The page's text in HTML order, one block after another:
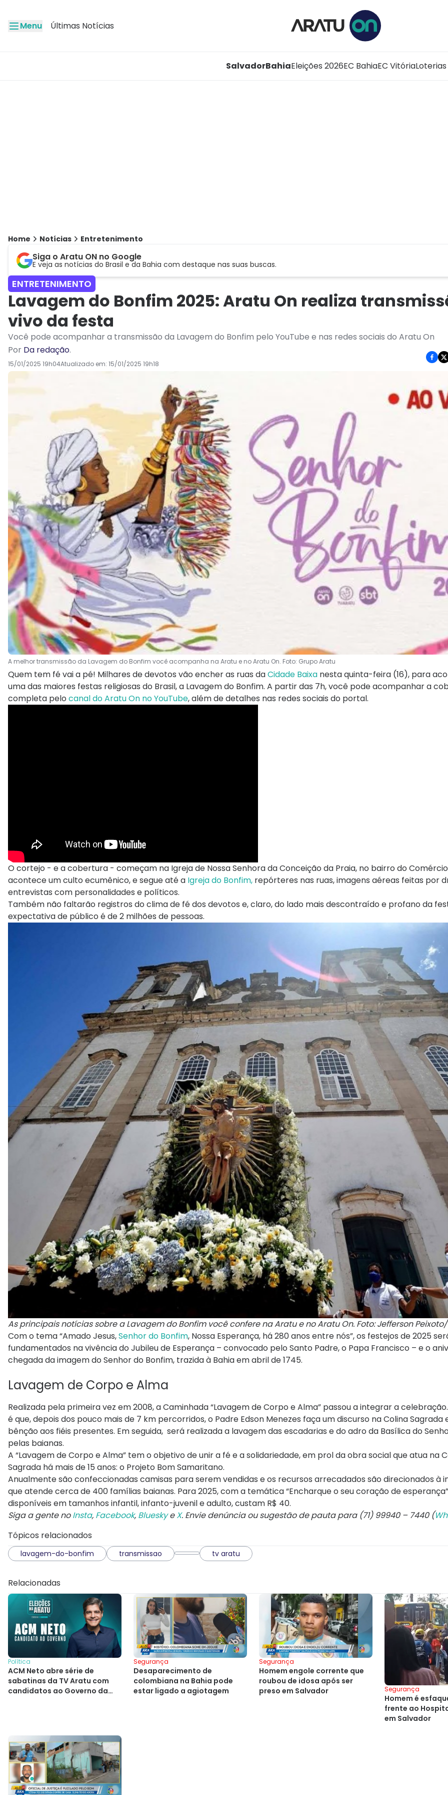
Menu Últimas Notícias
SalvadorBahiaEleições 2026EC BahiaEC VitóriaLoterias
Home Notícias Entretenimento
Siga o Aratu ON no Google
E veja as notícias do Brasil e da Bahia com destaque nas suas buscas.
ENTRETENIMENTO
Lavagem do Bonfim 2025: Aratu On realiza
vivo da festa
Você pode acompanhar a transmissão da Lavagem do Bonfim pelo YouTube e nas redes sociais do Aratu On
Por Da redação.
15/01/2025 19h04Atualizado em: 15/01/2025 19h18
A melhor transmissão da Lavagem do Bonfim você acompanha na Aratu e no Aratu On. Foto: Grupo Aratu
Quem tem fé vai a pé! Milhares de devotos vão encher as ruas daCidade Baixa nesta quinta-feira (16), para
uma das maiores festas religiosas do Brasil, a Lavagem do Bonfim. A partir das 7h, você pode acompanhar a
completa pelo canal do Aratu On no YouTube, além de detalhes nas redes sociais do portal.
O cortejo - e a cobertura - começam na Igreja de Nossa Senhora da Conceição da Praia, no bairro do
acontece um culto ecumênico, e segue até a Igreja do Bonfim, repórteres nas ruas, imagens aéreas feitas por
entrevistas com personalidades e políticos.
Também não faltarão registros do clima de fé dos devotos e, claro, do lado mais descontraído e profano da
expectativa de público é de 2 milhões de pessoas.
As principais notícias sobre a Lavagem do Bonfim você confere na Aratu e no Aratu On. Foto: Jefferson Peixoto/
Com o tema “Amado Jesus,Senhor do Bonfim, Nossa Esperança, há 280 anos entre nós”, os festejos de 2025
fundamentados na vivência do Jubileu de Esperança – convocado pelo Santo Padre, o Papa Francisco – e o
chegada da imagem do Senhor do Bonfim, trazida à Bahia em abril de 1745.
Lavagem de Corpo e Alma
Realizada pela primeira vez em 2008, a Caminhada “Lavagem de Corpo e Alma” passou a integrar a
é que, depois dos pouco mais de 7 km percorridos, o Padre Edson Menezes faça um discurso na Colina Sagrada
bênção aos fiéis presentes. Em seguida, será realizada a lavagem das escadarias e do adro da Basílica do
pelas baianas.
A “Lavagem de Corpo e Alma” tem o objetivo de unir a fé e a solidariedade, em prol da obra social que atua na
Sagrada há mais de 15 anos: o Projeto Bom Samaritano.
Anualmente são confeccionadas camisas para serem vendidas e os recursos arrecadados são direcionados à
que atende cerca de 400 famílias baianas. Para 2025, com a temática “Encharque o seu coração de
disponíveis em tamanhos infantil, infanto-juvenil e adulto, custam R$ 40.
Siga a gente noInsta, Facebook, BlueskyeX. Envie denúncia ou sugestão de pauta para (71) 99940 – 7440 (
Tópicos relacionados
lavagem-do-bonfim transmissao tv aratu
Relacionadas
Política
ACM Neto abre série de
sabatinas da TV Aratu com
candidatos ao Governo da
Segurança
Desaparecimento de
colombiana na Bahia pode
estar ligado a agiotagem
Segurança
Homem engole corrente que
roubou de idosa após ser
preso em Salvador
Segurança
Homem é
frente ao
em Salvador